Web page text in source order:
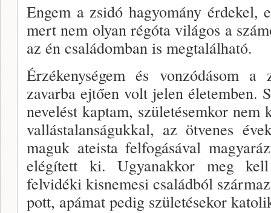
Engem a zsidó hagyomány érdekel,
mert nem olyan régóta világos a
az én családomban is megtalálható.
Érzékenységem és vonzódásom
zavarba ejtően volt jelen életemben.
nevelést kaptam, születésemkor nem
vallástalanságukkal, az öt­venes
maguk ateista felfogásával
elégített ki. Ugyanakkor meg
felvidéki kisnemesi családból
pott, apámat pedig születésekor